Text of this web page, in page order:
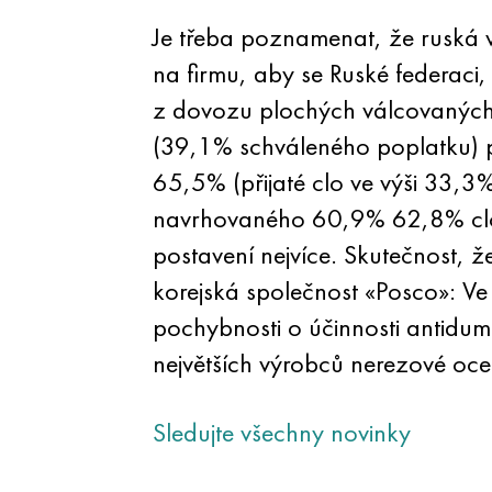
Je třeba poznamenat, že
na firmu, aby se Ruské
z dovozu plochých
(39,1% schváleného
65,5% (přijaté clo ve výši
navrhovaného 60,9% 62,8%
postavení nejvíce. Skutečnost,
korejská společnost «Posco»:
pochybnosti o účinnosti
největších výrobců nerezové
Sledujte všechny novinky